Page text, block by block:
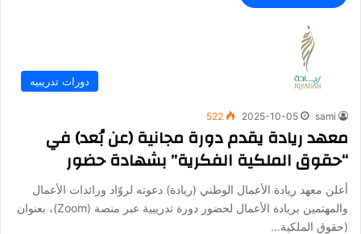
دورات تدريبيه
sami
2025-10-05
522
معهد ريادة يقدم دورة مجانية (عن بُعد) في
“حقوق الملكية الفكرية” بشهادة حضور
أعلن معهد ريادة الأعمال الوطني (ريادة) دعوته لروّاد ورائدات الأعمال
والمهتمين بريادة الأعمال لحضور دورة تدريبية عبر منصة (Zoom)، بعنوان
(حقوق الملكية…